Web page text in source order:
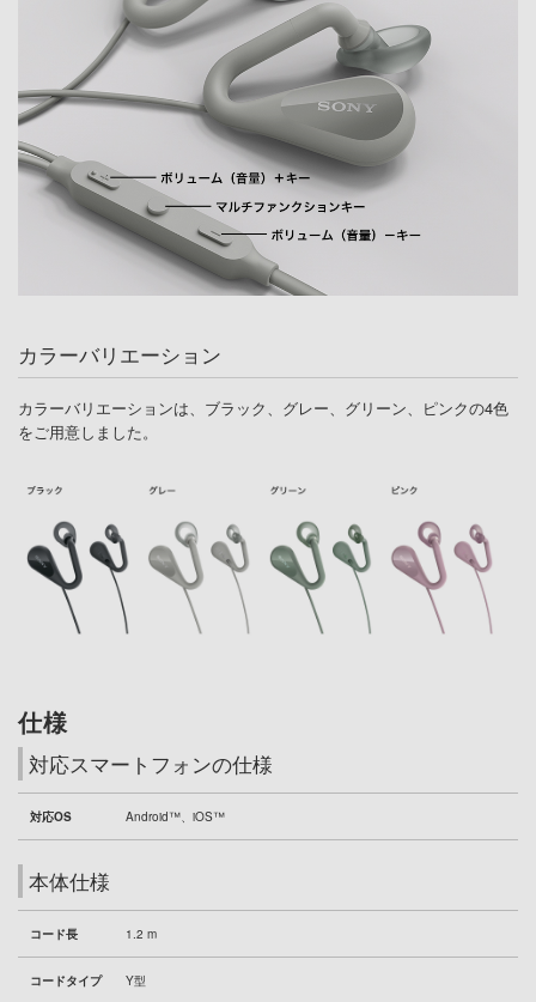
カラーバリエーション
カラーバリエーションは、ブラック、グレー、グリーン、ピンクの4色
をご用意しました。
仕様
対応スマートフォンの仕様
対応OS Android™、iOS™
本体仕様
コード長 1.2 m
コードタイプ Y型